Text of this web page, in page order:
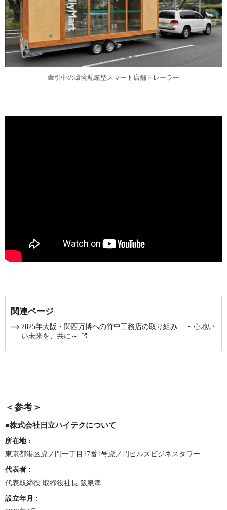
牽引中の環境配慮型スマート店舗トレーラー
竹中工務店 YouTubeチャンネル「移動式ファミマ無人店舗トレーラー」
関連ページ
2025年大阪・関西万博への竹中工務店の取り組み ～心地い
い未来を、共に～
＜参考＞
■株式会社日立ハイテクについて
所在地 :
東京都港区虎ノ門一丁目17番1号虎ノ門ヒルズビジネスタワー
代表者 :
代表取締役 取締役社長 飯泉孝
設立年月 :